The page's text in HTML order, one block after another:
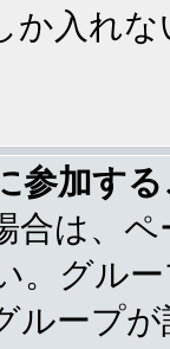
か入れ
参加す
合は、
。グル
ループ